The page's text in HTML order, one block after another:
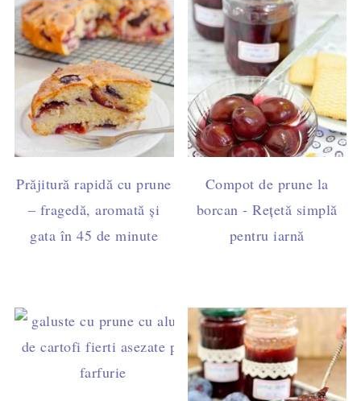
Prăjitură rapidă cu prune
– fragedă, aromată și
gata în 45 de minute
Compot de prune la
borcan - Rețetă simplă
pentru iarnă